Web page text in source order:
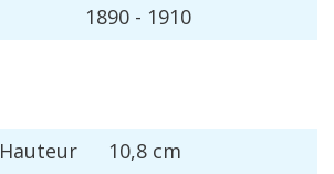
1890 - 1910
Hauteur 10,8 cm